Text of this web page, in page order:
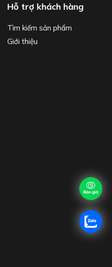
Hỗ trợ khách hàng
Tìm kiếm sản phẩm
Giới thiệu